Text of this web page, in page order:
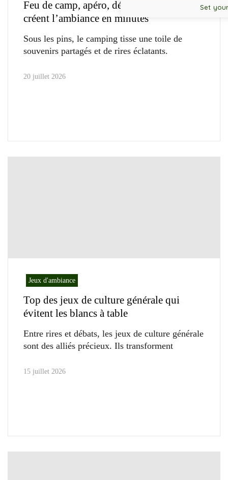
Feu de camp, apéro, détente : les jeux
créent l’ambiance en minutes
Sous les pins, le camping tisse une toile de
souvenirs partagés et de rires éclatants.
20 juillet 2026
Jeux d'ambiance
Top des jeux de culture générale qui
évitent les blancs à table
Entre rires et débats, les jeux de culture générale
sont des alliés précieux. Ils transforment
15 juillet 2026
Set